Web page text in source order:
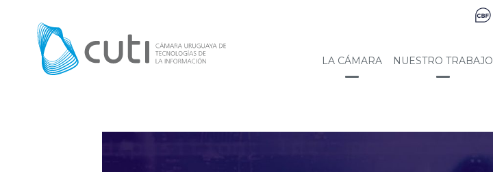
LA CÁMARA NUESTRO TRABAJO